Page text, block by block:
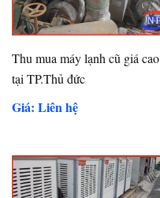
Thu mua máy lạnh cũ giá cao
tại TP.Thủ đức
Giá: Liên hệ